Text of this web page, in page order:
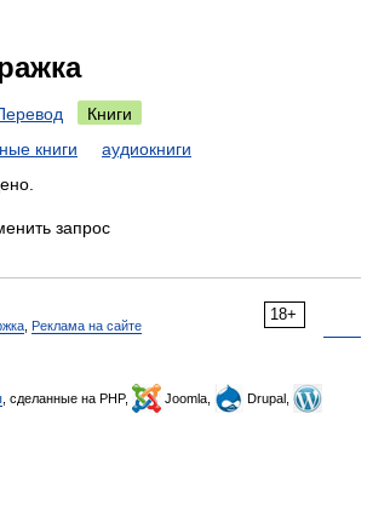
Книги
книги
аудиокниги
запрос
18+
Реклама на сайте
, сделанные на PHP, Joomla,
Drupal,